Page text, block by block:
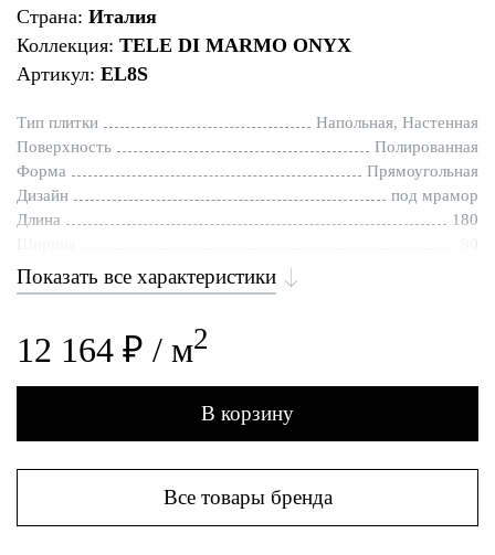
Страна: Италия
Коллекция: TELE DI MARMO ONYX
Артикул: EL8S
Тип плитки
Напольная, Настенная
Поверхность
Полированная
Форма
Прямоугольная
Дизайн
под мрамор
Длина
180
Показать все характеристики
12 164 ₽ / м2
В корзину
Все товары бренда